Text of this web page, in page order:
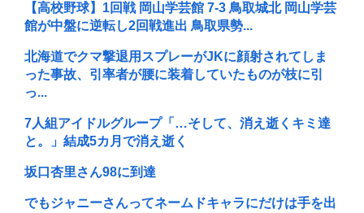
【高校野球】1回戦 岡山学芸館 7-3 鳥取城北 岡山学芸
館が中盤に逆転し2回戦進出 鳥取県勢...
北海道でクマ撃退用スプレーがJKに顔射されてしま
った事故、引率者が腰に装着していたものが枝に引
っ...
7人組アイドルグループ「…そして、消え逝くキミ達
と。」結成5カ月で消え逝く
坂口杏里さん98に到達
でもジャニーさんってネームドキャラにだけは手を出